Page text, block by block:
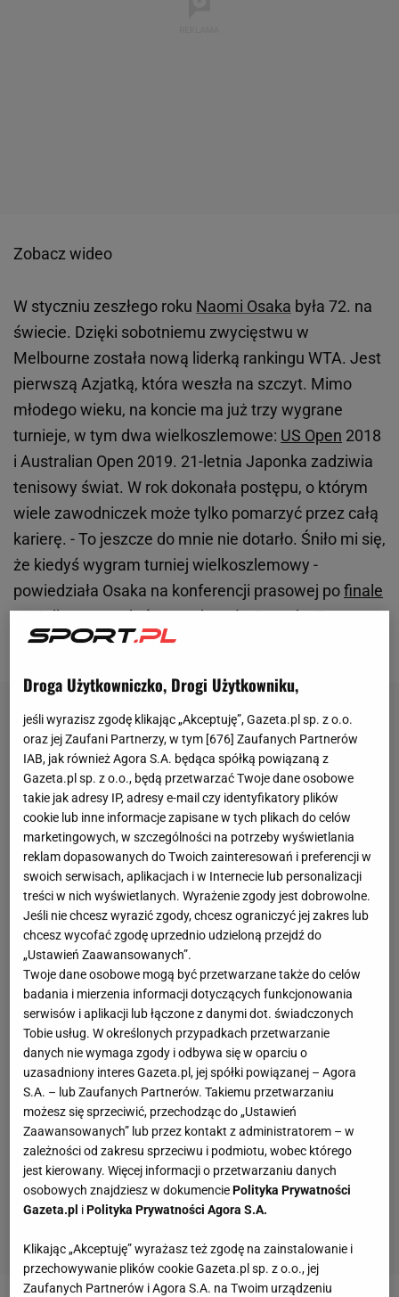
Zobacz wideo
W styczniu zeszłego roku Naomi Osaka była 72. na
świecie. Dzięki sobotniemu zwycięstwu w
Melbourne została nową liderką rankingu WTA. Jest
pierwszą Azjatką, która weszła na szczyt. Mimo
młodego wieku, na koncie ma już trzy wygrane
turnieje, w tym dwa wielkoszlemowe: US Open 2018
i Australian Open 2019. 21-letnia Japonka zadziwia
tenisowy świat. W rok dokonała postępu, o którym
wiele zawodniczek może tylko pomarzyć przez całą
karierę. - To jeszcze do mnie nie dotarło. Śniło mi się,
że kiedyś wygram turniej wielkoszlemowy -
powiedziała Osaka na konferencji prasowej pofinale
w Melbourne, w którym pokonała Czeszkę Petrę
Kvitovą 7:6(2), 5:7, 6:4.
Droga Użytkowniczko, Drogi Użytkowniku,
jeśli wyrazisz zgodę klikając „Akceptuję”, Gazeta.pl sp. z o.o.
oraz jej Zaufani Partnerzy, w tym [676] Zaufanych Partnerów
IAB, jak również Agora S.A. będąca spółką powiązaną z
Gazeta.pl sp. z o.o., będą przetwarzać Twoje dane osobowe
takie jak adresy IP, adresy e-mail czy identyfikatory plików
cookie lub inne informacje zapisane w tych plikach do celów
marketingowych, w szczególności na potrzeby wyświetlania
reklam dopasowanych do Twoich zainteresowań i preferencji w
swoich serwisach, aplikacjach i w Internecie lub personalizacji
treści w nich wyświetlanych. Wyrażenie zgody jest dobrowolne.
Jeśli nie chcesz wyrazić zgody, chcesz ograniczyć jej zakres lub
chcesz wycofać zgodę uprzednio udzieloną przejdź do
„Ustawień Zaawansowanych”.
Twoje dane osobowe mogą być przetwarzane także do celów
badania i mierzenia informacji dotyczących funkcjonowania
serwisów i aplikacji lub łączone z danymi dot. świadczonych
Tobie usług. W określonych przypadkach przetwarzanie
danych nie wymaga zgody i odbywa się w oparciu o
uzasadniony interes Gazeta.pl, jej spółki powiązanej – Agora
S.A. – lub Zaufanych Partnerów. Takiemu przetwarzaniu
możesz się sprzeciwić, przechodząc do „Ustawień
Zaawansowanych” lub przez kontakt z administratorem – w
zależności od zakresu sprzeciwu i podmiotu, wobec którego
jest kierowany. Więcej informacji o przetwarzaniu danych
osobowych znajdziesz w dokumenciePolityka Prywatności
Gazeta.pl iPolityka Prywatności Agora S.A.
Klikając „Akceptuję” wyrażasz też zgodę na zainstalowanie i
przechowywanie plików cookie Gazeta.pl sp. z o.o., jej
Zaufanych Partnerów i Agora S.A. na Twoim urządzeniu